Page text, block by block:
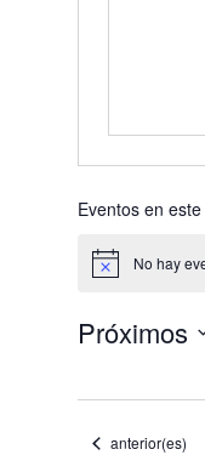
Eventos en
Aviso No hay
Próximos
Eventos
anterior(es)